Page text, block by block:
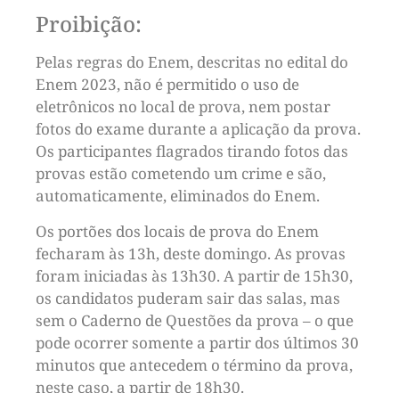
Proibição:
Pelas regras do Enem, descritas no edital do
Enem 2023, não é permitido o uso de
eletrônicos no local de prova, nem postar
fotos do exame durante a aplicação da prova.
Os participantes flagrados tirando fotos das
provas estão cometendo um crime e são,
automaticamente, eliminados do Enem.
Os portões dos locais de prova do Enem
fecharam às 13h, deste domingo. As provas
foram iniciadas às 13h30. A partir de 15h30,
os candidatos puderam sair das salas, mas
sem o Caderno de Questões da prova – o que
pode ocorrer somente a partir dos últimos 30
minutos que antecedem o término da prova,
neste caso, a partir de 18h30.